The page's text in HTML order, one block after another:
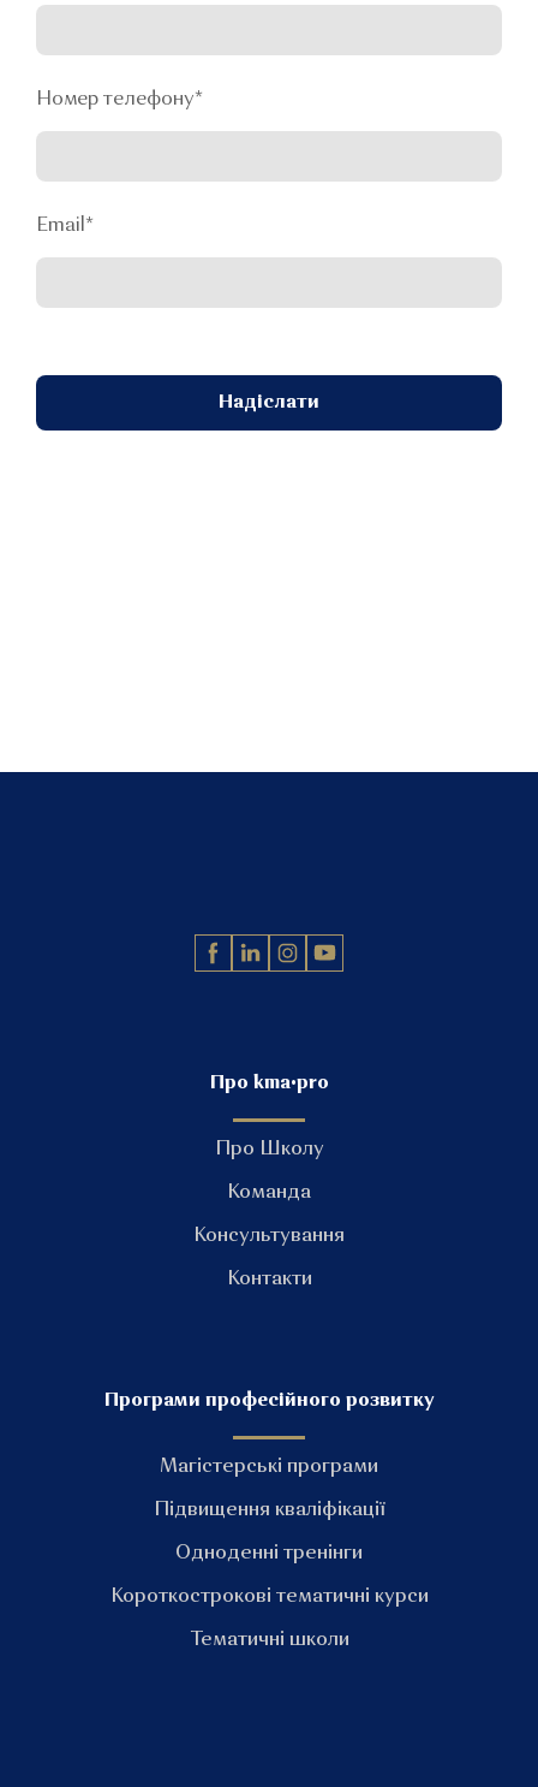
Номер телефону*
Email *
Надіслати
Про kma•pro
Про Школу
Команда
Консультування
Контакти
Програми професійного розвитку
Магістерські програми
Підвищення кваліфікації
Одноденні тренінги
Короткострокові тематичні курси
Тематичні школи